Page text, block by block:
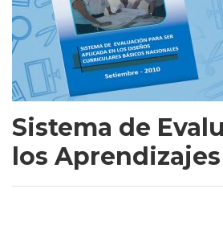
Sistema de
los Aprendizajes